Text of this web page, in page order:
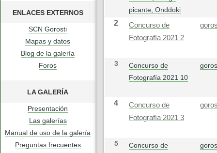
ENLACES EXTERNOS
SCN Gorosti
Mapas y datos
Blog de la galería
Foros
LA GALERÍA
Presentación
Las galerías
Manual de uso de la galería
Preguntas frecuentes
picante, Onddoki
2
Concurso de
Fotografía 2021 2
3
Concurso de
Fotografía 2021 10
4
Concurso de
Fotografía 2021 3
5
Concurso de